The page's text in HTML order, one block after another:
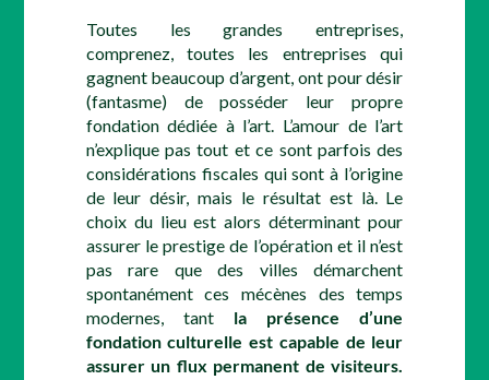
Toutes les grandes entreprises,
comprenez, toutes les entreprises qui
gagnent beaucoup d’argent, ont pour désir
(fantasme) de posséder leur propre
fondation dédiée à l’art. L’amour de l’art
n’explique pas tout et ce sont parfois des
considérations fiscales qui sont à l’origine
de leur désir, mais le résultat est là. Le
choix du lieu est alors déterminant pour
assurer le prestige de l’opération et il n’est
pas rare que des villes démarchent
spontanément ces mécènes des temps
modernes, tant la présence d’une
fondation culturelle est capable de leur
assurer un flux permanent de visiteurs.